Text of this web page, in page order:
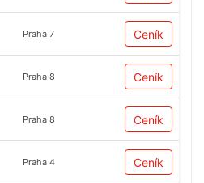
Praha 7 Ceník
Praha 8 Ceník
Praha 8 Ceník
Praha 4 Ceník